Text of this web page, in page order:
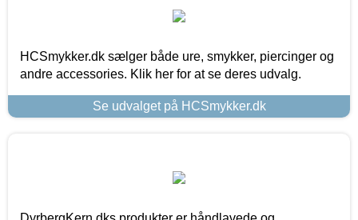
HCSmykker.dk sælger både ure, smykker, piercinger og
andre accessories. Klik her for at se deres udvalg.
Se udvalget på HCSmykker.dk